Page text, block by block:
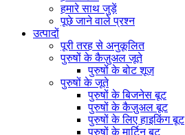
हमारे साथ जुड़ें
पूछे जाने वाले प्रश्न
उत्पादों
पूरी तरह से अनुकूलित
पुरुषों के कैज़ुअल जूते
पुरुषों के बोट शूज़
पुरुषों के जूते
पुरुषों के बिजनेस बूट
पुरुषों के कैज़ुअल बूट
पुरुषों के लिए हाइकिंग बूट
पुरुषों के मार्टिन बूट